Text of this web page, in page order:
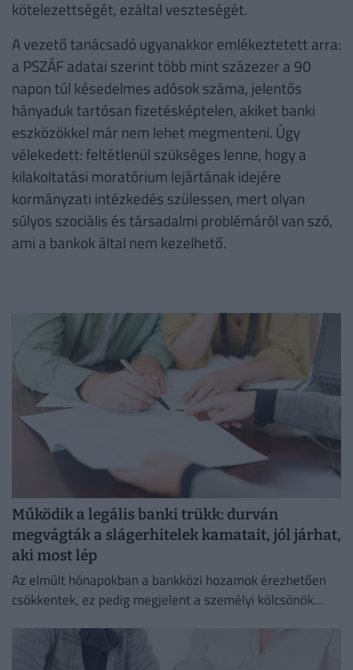
kötelezettségét, ezáltal veszteségét.
A vezető tanácsadó ugyanakkor emlékeztetett arra:
a PSZÁF adatai szerint több mint százezer a 90
napon túl késedelmes adósok száma, jelentős
hányaduk tartósan fizetésképtelen, akiket banki
eszközökkel már nem lehet megmenteni. Úgy
vélekedett: feltétlenül szükséges lenne, hogy a
kilakoltatási moratórium lejártának idejére
kormányzati intézkedés szülessen, mert olyan
súlyos szociális és társadalmi problémáról van szó,
ami a bankok által nem kezelhető.
Működik a legális banki trükk: durván
megvágták a slágerhitelek kamatait, jól járhat,
aki most lép
Az elmúlt hónapokban a bankközi hozamok érezhetően
csökkentek, ez pedig megjelent a személyi kölcsönök